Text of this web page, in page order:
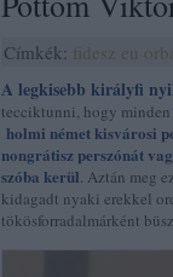
Címkék: fidesz eu
A legkisebb királyfi
tecciktunni, hogy minden
holmi német kisvárosi
nongrátisz perszónát
szóba kerül. Aztán meg
kidagadt nyaki erekkel
tökösforradalmárként